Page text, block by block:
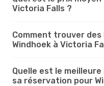
Victoria Falls ?
Comment trouver
Windhoek à Victoria
Quelle est le
sa réservation pour